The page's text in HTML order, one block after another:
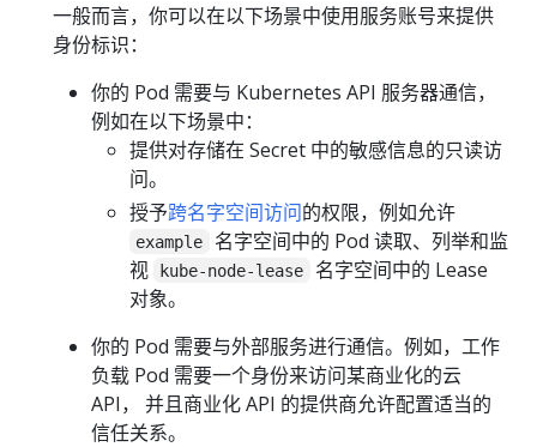
一般而言，你可以在以下场景中使用服务账号来提供
身份标识：
你的 Pod 需要与 Kubernetes API 服务器通信，
例如在以下场景中：
提供对存储在 Secret 中的敏感信息的只读访
问。
授予跨名字空间访问的权限，例如允许
example
名字空间中的 Pod 读取、列举和监
视
kube-node-lease
名字空间中的 Lease
对象。
你的 Pod 需要与外部服务进行通信。例如，工作
负载 Pod 需要一个身份来访问某商业化的云
API， 并且商业化 API 的提供商允许配置适当的
信任关系。